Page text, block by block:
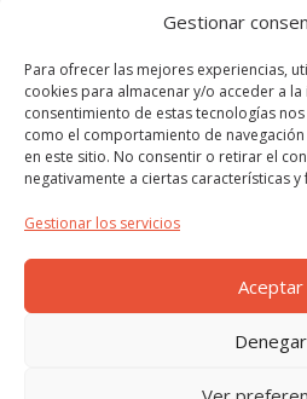
Gestionar
Para ofrecer las mejores experiencias,
cookies para almacenar y/o acceder a
consentimiento de estas tecnologías
como el comportamiento de
en este sitio. No consentir o retirar el
negativamente a ciertas características y
Gestionar los servicios
Aceptar
Denegar
La referencia del gráfico está en
Pertenece a un libro que
Dietistas – Nutricionistas y
y que fue un regalo de un
profesión, Fernando Rojo
Se agradece difusión de la
Espero que os invite a la reflexión.
La estigmatización del peso en